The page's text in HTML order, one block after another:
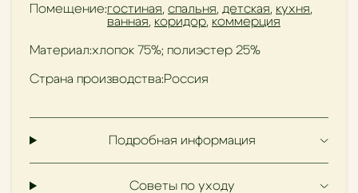
Помещение:гостиная, спальня, детская, кухня,
ванная, коридор, коммерция
Материал:хлопок 75%; полиэстер 25%
Страна производства:Россия
Подробная информация
Советы по уходу